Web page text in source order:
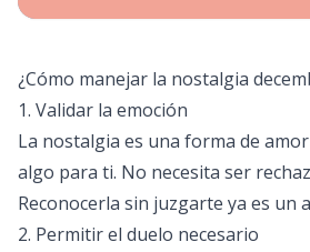
¿Cómo manejar la nostalgia
1. Validar la emoción
La nostalgia es una forma de
algo para ti. No necesita ser
Reconocerla sin juzgarte ya es un
2. Permitir el duelo necesario